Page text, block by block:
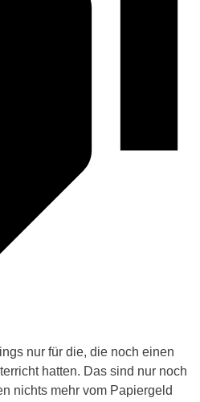
nur für die, die noch einen
hatten. Das sind nur noch
nichts mehr vom Papiergeld